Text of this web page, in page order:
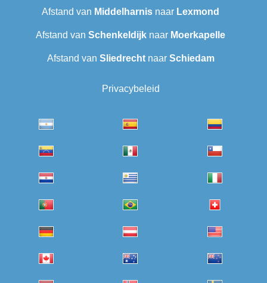
Afstand van Middelharnis naar Lexmond
Afstand van Schenkeldijk naar Moerkapelle
Afstand van Sliedrechtnaar Schiedam
Privacybeleid